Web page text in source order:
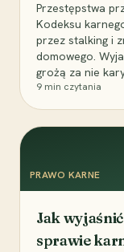
Przestępstwa
Kodeksu
przez stalking i
domowego.
grożą za nie
9 min czytania
PRAWO KARNE
Jak
sprawie